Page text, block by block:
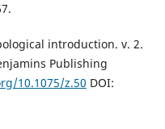
introduction. v. 2.
Publishing
10.1075/z.50 DOI: